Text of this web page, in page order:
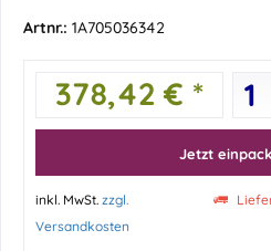
Artnr.: 1A705036342
378,42 € *
Jetzt
inkl. MwSt. zzgl.
Versandkosten